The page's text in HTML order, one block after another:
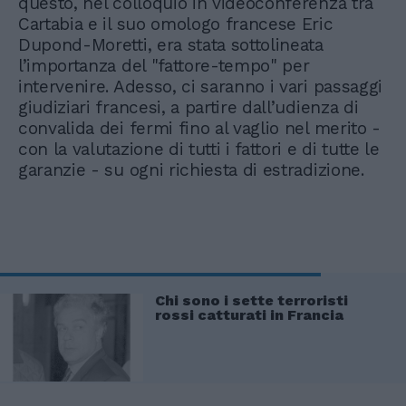
Cartabia e il suo omologo francese Eric
Dupond-Moretti, era stata sottolineata
l’importanza del "fattore-tempo" per
intervenire. Adesso, ci saranno i vari passaggi
giudiziari francesi, a partire dall’udienza di
convalida dei fermi fino al vaglio nel merito -
con la valutazione di tutti i fattori e di tutte le
garanzie - su ogni richiesta di estradizione.
Chi sono i sette terroristi
rossi catturati in Francia